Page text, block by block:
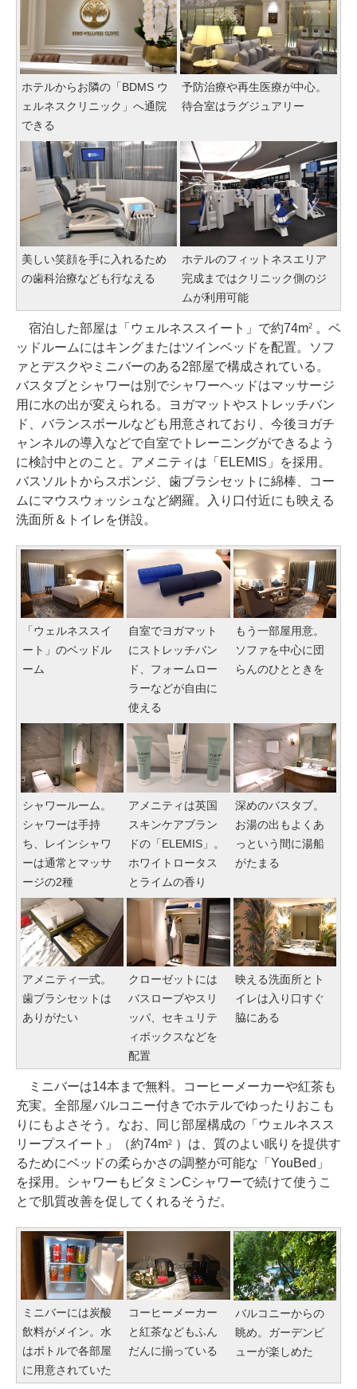
ホテルからお隣の「BDMS ウ
ェルネスクリニック」へ通院
できる
予防治療や再生医療が中心。
待合室はラグジュアリー
美しい笑顔を手に入れるため
の歯科治療なども行なえる
ホテルのフィットネスエリア
完成まではクリニック側のジ
ムが利用可能
宿泊した部屋は「ウェルネススイート」で約74m2。ベ
ッドルームにはキングまたはツインベッドを配置。ソフ
ァとデスクやミニバーのある2部屋で構成されている。
バスタブとシャワーは別でシャワーヘッドはマッサージ
用に水の出が変えられる。ヨガマットやストレッチバン
ド、バランスボールなども用意されており、今後ヨガチ
ャンネルの導入などで自室でトレーニングができるよう
に検討中とのこと。アメニティは「ELEMIS」を採用。
バスソルトからスポンジ、歯ブラシセットに綿棒、コー
ムにマウスウォッシュなど網羅。入り口付近にも映える
洗面所＆トイレを併設。
「ウェルネススイ
ート」のベッドル
ーム
自室でヨガマット
にストレッチバン
ド、フォームロー
ラーなどが自由に
使える
もう一部屋用意。
ソファを中心に団
らんのひとときを
シャワールーム。
シャワーは手持
ち、レインシャワ
ーは通常とマッサ
ージの2種
アメニティは英国
スキンケアブラン
ドの「ELEMIS」。
ホワイトロータス
とライムの香り
深めのバスタブ。
お湯の出もよくあ
っという間に湯船
がたまる
アメニティ一式。
歯ブラシセットは
ありがたい
クローゼットには
バスローブやスリ
ッパ、セキュリテ
ィボックスなどを
配置
映える洗面所とト
イレは入り口すぐ
脇にある
ミニバーは14本まで無料。コーヒーメーカーや紅茶も
充実。全部屋バルコニー付きでホテルでゆったりおこも
りにもよさそう。なお、同じ部屋構成の「ウェルネスス
リープスイート」（約74m2）は、質のよい眠りを提供す
るためにベッドの柔らかさの調整が可能な「YouBed」
を採用。シャワーもビタミンCシャワーで続けて使うこ
とで肌質改善を促してくれるそうだ。
ミニバーには炭酸
飲料がメイン。水
はボトルで各部屋
に用意されていた
コーヒーメーカー
と紅茶などもふん
だんに揃っている
バルコニーからの
眺め。ガーデンビ
ューが楽しめた